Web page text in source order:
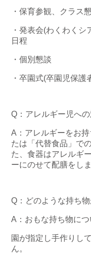
・保育参観、クラス
・発表会(わくわく
日程
・個別懇談
・卒園式(卒園児保護
Q：アレルギー児へ
A：アレルギーをお
たは「代替食品」で
た、食器はアレルギ
ーにのせて配膳をしま
Q：どのような持ち
A：おもな持ち物につ
園が指定し手作りし
ん。